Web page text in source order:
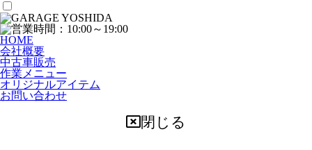
HOME
会社概要
中古車販売
作業メニュー
オリジナルアイテム
お問い合わせ
閉じる